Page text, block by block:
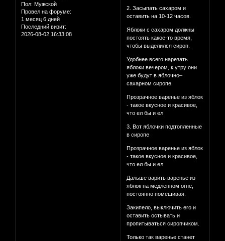
Пол: Мужской
Провел на форуме:
1 месяц 6 дней
Последний визит:
2026-08-02 16:33:08
2. Засыпать сахаром и
оставить на 10-12 часов.
Яблоки с сахаром должны
постоять какое-то время,
чтобы выделился сироп.
Удобнее всего нарезать
яблоки вечером, к утру они
уже будут в яблочно–
сахарном сиропе.
Прозрачное варенье из яблок
- такое вкусное и красивое,
что ел бы и ел
3. Вот яблочки подтопленные
в сиропе
Прозрачное варенье из яблок
- такое вкусное и красивое,
что ел бы и ел
Дальше варить варенье из
яблок на медленном огне,
постоянно помешивая.
Закипело, выключить его и
оставить остывать и
пропитываться сиропчиком.
Только так варенье станет